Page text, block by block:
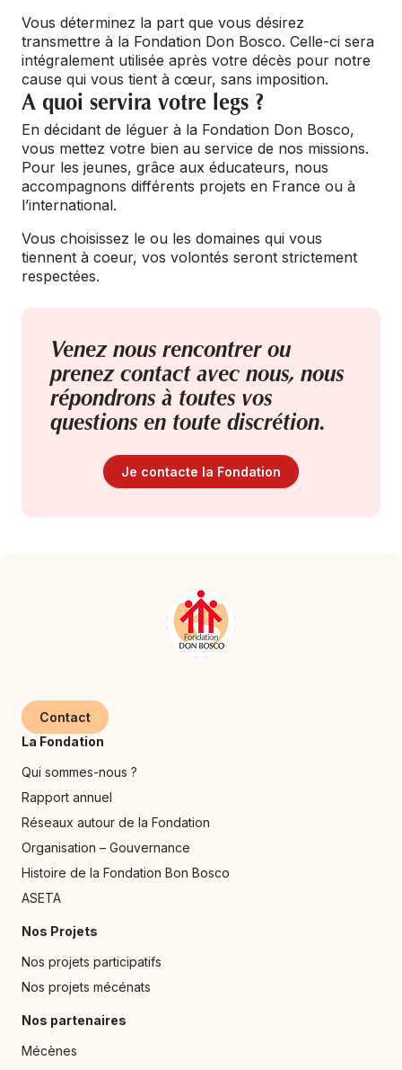
Vous déterminez la part que vous désirez
transmettre à la Fondation Don Bosco. Celle-ci sera
intégralement utilisée après votre décès pour notre
cause qui vous tient à cœur, sans imposition.
A quoi servira votre legs ?
En décidant de léguer à la Fondation Don Bosco,
vous mettez votre bien au service de nos missions.
Pour les jeunes, grâce aux éducateurs, nous
accompagnons différents projets en France ou à
l’international.
Vous choisissez le ou les domaines qui vous
tiennent à coeur, vos volontés seront strictement
respectées.
Venez nous rencontrer ou
prenez contact avec nous, nous
répondrons à toutes vos
questions en toute discrétion.
Je contacte la Fondation
Contact
La Fondation
Qui sommes-nous ?
Rapport annuel
Réseaux autour de la Fondation
Organisation – Gouvernance
Histoire de la Fondation Bon Bosco
ASETA
Nos Projets
Nos projets participatifs
Nos projets mécénats
Nos partenaires
Mécènes